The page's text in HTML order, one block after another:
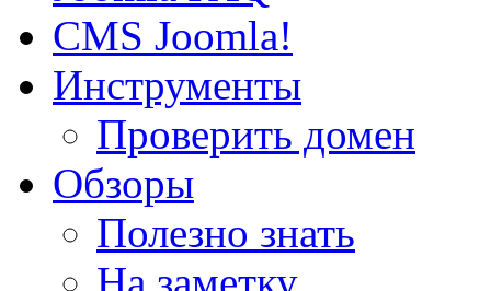
CMS Joomla!
Инструменты
Проверить домен
Обзоры
Полезно знать
На заметку